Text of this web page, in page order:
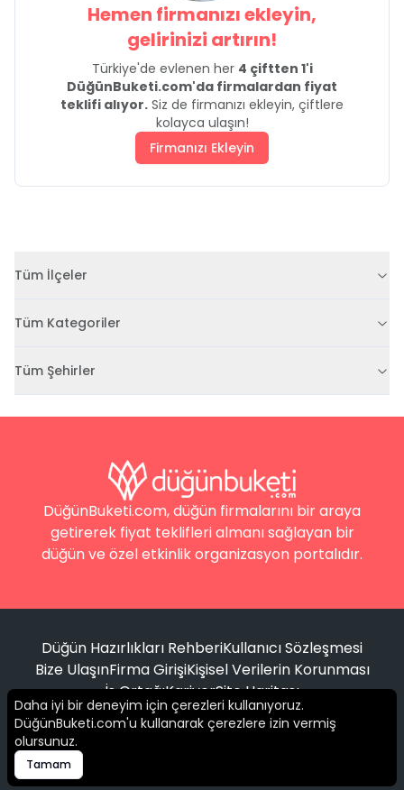
Hemen firmanızı ekleyin,
gelirinizi artırın!
Türkiye'de evlenen her 4 çiftten 1'i
DüğünBuketi.com'da firmalardan fiyat
teklifi alıyor. Siz de firmanızı ekleyin, çiftlere
kolayca ulaşın!
Firmanızı Ekleyin
Tüm İlçeler
Tüm Kategoriler
Tüm Şehirler
Filtrele
DüğünBuketi.com, düğün firmalarını bir araya
getirerek fiyat teklifleri almanı sağlayan bir
düğün ve özel etkinlik organizasyon portalıdır.
Düğün Hazırlıkları RehberiKullanıcı Sözleşmesi
Bize UlaşınFirma GirişiKişisel Verilerin Korunması
İş OrtağıKariyerSite Haritası
© 2016 -
Daha iyi bir deneyim için çerezleri kullanıyoruz.
DüğünBuketi.com'u kullanarak çerezlere izin vermiş
olursunuz.
Tamam